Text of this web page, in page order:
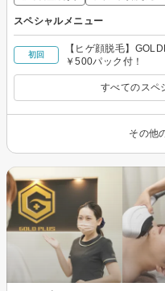
スペシャルメニュー
初回
【ヒゲ顔脱毛】
￥500パック付！
すべてのスペ
その他